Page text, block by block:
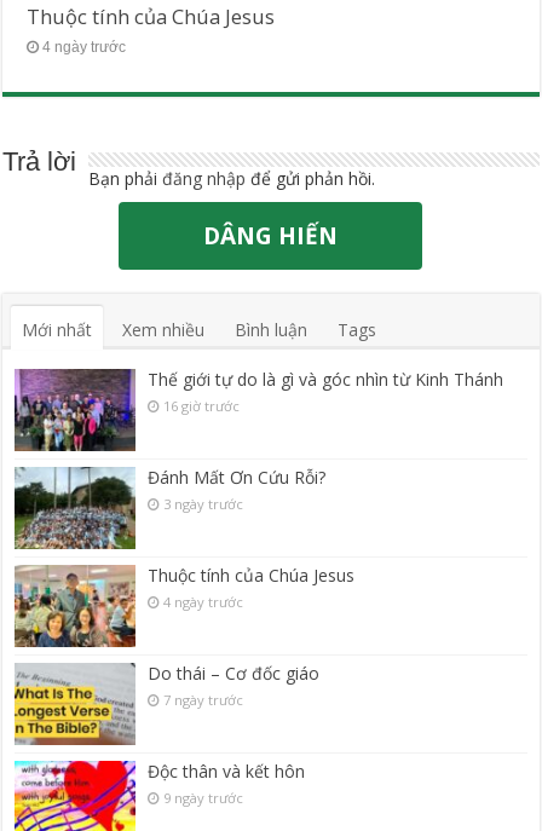
Thuộc tính của Chúa Jesus
4 ngày trước
Trả lời
Bạn phảiđăng nhập để gửi phản hồi.
DÂNG HIẾN
Mới nhất Xem nhiều Bình luận Tags
Thế giới tự do là gì và góc nhìn từ Kinh Thánh
16 giờ trước
Đánh Mất Ơn Cứu Rỗi?
3 ngày trước
Thuộc tính của Chúa Jesus
4 ngày trước
Do thái – Cơ đốc giáo
7 ngày trước
Độc thân và kết hôn
9 ngày trước